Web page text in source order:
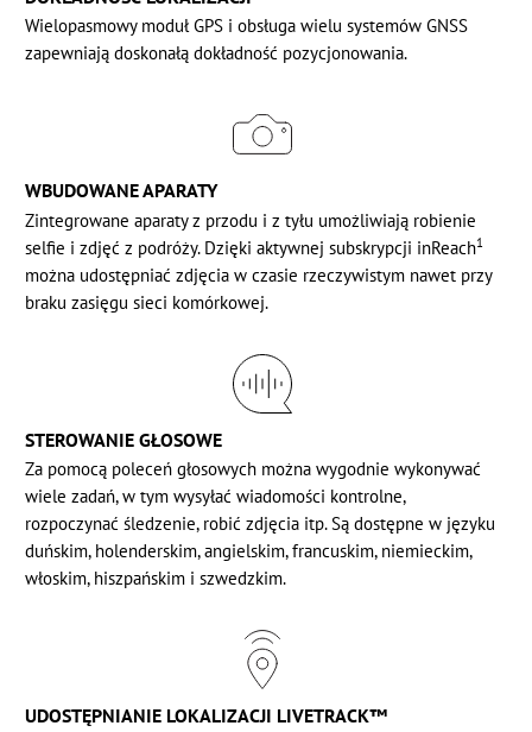
Wielopasmowy moduł GPS i obsługa wielu systemów GNSS
zapewniają doskonałą dokładność pozycjonowania.
WBUDOWANE APARATY
Zintegrowane aparaty z przodu i z tyłu umożliwiają robienie
selfie i zdjęć z podróży. Dzięki aktywnej subskrypcji inReach1
można udostępniać zdjęcia w czasie rzeczywistym nawet przy
braku zasięgu sieci komórkowej.
STEROWANIE GŁOSOWE
Za pomocą poleceń głosowych można wygodnie wykonywać
wiele zadań, w tym wysyłać wiadomości kontrolne,
rozpoczynać śledzenie, robić zdjęcia itp. Są dostępne w języku
duńskim, holenderskim, angielskim, francuskim, niemieckim,
włoskim, hiszpańskim i szwedzkim.
UDOSTĘPNIANIE LOKALIZACJI LIVETRACK™